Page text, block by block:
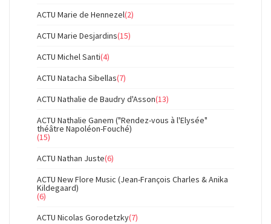
ACTU Marie de Hennezel(2)
ACTU Marie Desjardins(15)
ACTU Michel Santi(4)
ACTU Natacha Sibellas(7)
ACTU Nathalie de Baudry d'Asson(13)
ACTU Nathalie Ganem ("Rendez-vous à l'Elysée"
théâtre Napoléon-Fouché)
(15)
ACTU Nathan Juste(6)
ACTU New Flore Music (Jean-François Charles & Anika
Kildegaard)
(6)
ACTU Nicolas Gorodetzky(7)